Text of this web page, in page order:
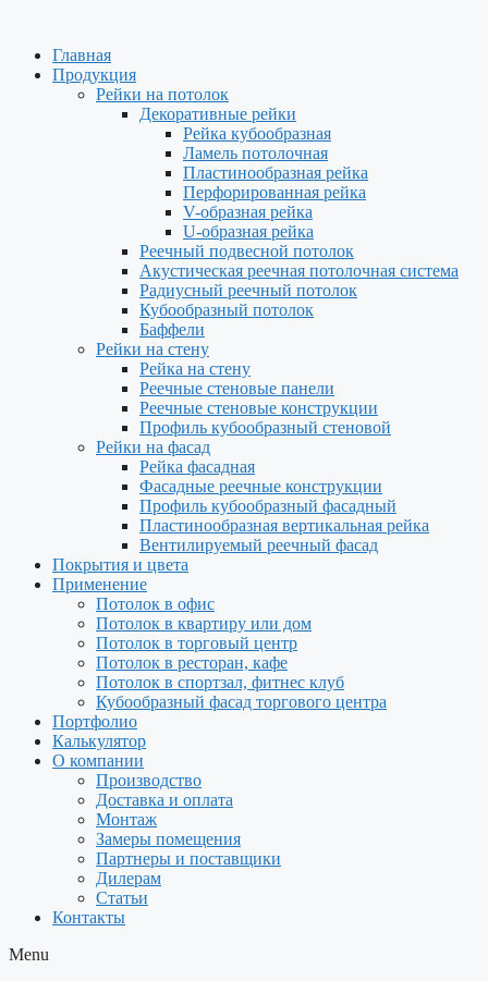
содержимому
Главная
Продукция
Рейки на потолок
Декоративные рейки
Рейка кубообразная
Ламель потолочная
Пластинообразная рейка
Перфорированная рейка
V-образная рейка
U-образная рейка
Реечный подвесной потолок
Акустическая реечная потолочная система
Радиусный реечный потолок
Кубообразный потолок
Баффели
Рейки на стену
Рейка на стену
Реечные стеновые панели
Реечные стеновые конструкции
Профиль кубообразный стеновой
Рейки на фасад
Рейка фасадная
Фасадные реечные конструкции
Профиль кубообразный фасадный
Пластинообразная вертикальная рейка
Вентилируемый реечный фасад
Покрытия и цвета
Применение
Потолок в офис
Потолок в квартиру или дом
Потолок в торговый центр
Потолок в ресторан, кафе
Потолок в спортзал, фитнес клуб
Кубообразный фасад торгового центра
Портфолио
Калькулятор
О компании
Производство
Доставка и оплата
Монтаж
Замеры помещения
Партнеры и поставщики
Дилерам
Статьи
Контакты
Menu